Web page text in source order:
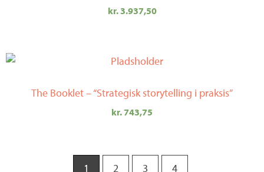
kr.3.937,50
The Booklet – “Strategisk storytelling i praksis”
kr.743,75
1 2 3 4